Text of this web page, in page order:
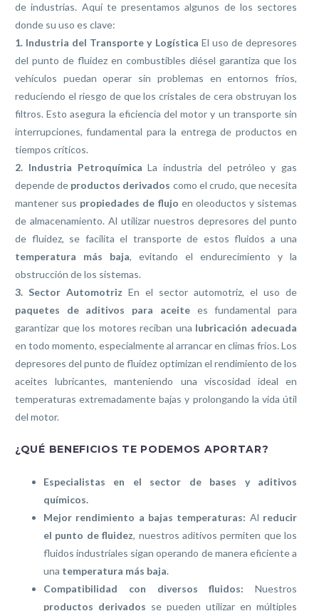
de industrias. Aquí te presentamos algunos de los sectores
donde su uso es clave:
1. Industria del Transporte y Logística El uso de depresores
del punto de fluidez en combustibles diésel garantiza que los
vehículos puedan operar sin problemas en entornos fríos,
reduciendo el riesgo de que los cristales de cera obstruyan los
filtros. Esto asegura la eficiencia del motor y un transporte sin
interrupciones, fundamental para la entrega de productos en
tiempos críticos.
2. Industria Petroquímica La industria del petróleo y gas
depende de productos derivados como el crudo, que necesita
mantener sus propiedades de flujo en oleoductos y sistemas
de almacenamiento. Al utilizar nuestros depresores del punto
de fluidez, se facilita el transporte de estos fluidos a una
temperatura más baja, evitando el endurecimiento y la
obstrucción de los sistemas.
3. Sector Automotriz En el sector automotriz, el uso de
paquetes de aditivos para aceitees fundamental para
garantizar que los motores reciban una lubricación adecuada
en todo momento, especialmente al arrancar en climas fríos. Los
depresores del punto de fluidez optimizan el rendimiento de los
aceites lubricantes, manteniendo una viscosidad ideal en
temperaturas extremadamente bajas y prolongando la vida útil
del motor.
¿QUÉ BENEFICIOS TE PODEMOS APORTAR?
Especialistas en el sector de bases y aditivos
químicos.
Mejor rendimiento a bajas temperaturas: Al reducir
el punto de fluidez, nuestros aditivos permiten que los
fluidos industriales sigan operando de manera eficiente a
una temperatura más baja.
Compatibilidad con diversos fluidos: Nuestros
productos derivados se pueden utilizar en múltiples